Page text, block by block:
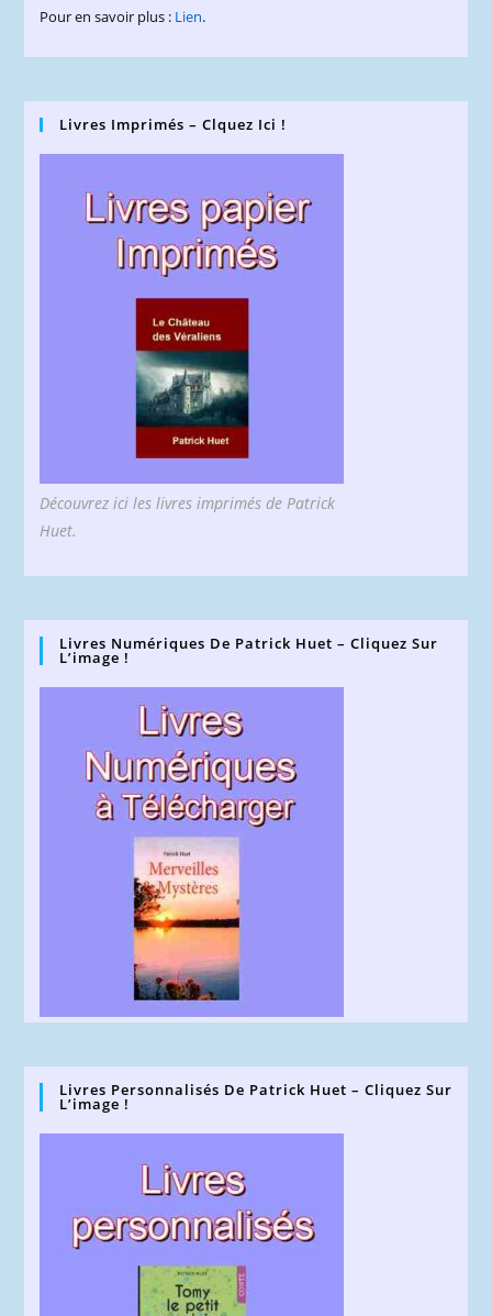
Pour en savoir plus : Lien.
Livres Imprimés – Clquez Ici !
Découvrez ici les livres imprimés de Patrick
Huet.
Livres Numériques De Patrick Huet – Cliquez Sur
L’image !
Livres Personnalisés De Patrick Huet – Cliquez Sur
L’image !